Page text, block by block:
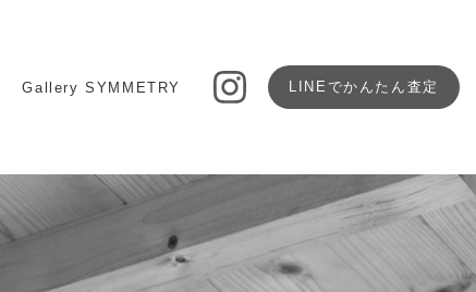
Gallery SYMMETRY LINEでかんたん査定